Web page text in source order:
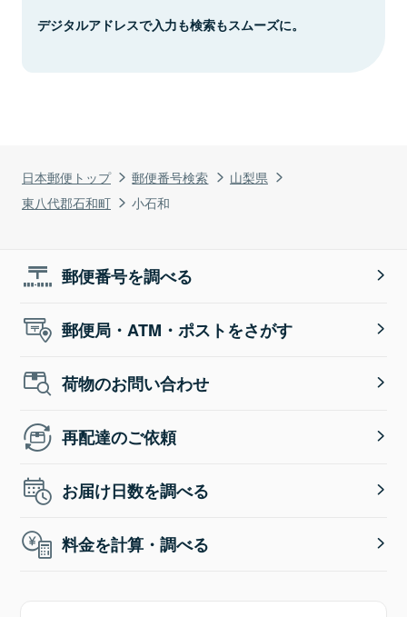
日本郵便トップ 郵便番号検索
山梨県
東八代郡石和町
小石和
デジタルアドレスで入力も検索もスムーズに。
郵便番号を調べる
郵便局・ATM・ポストをさがす
荷物のお問い合わせ
再配達のご依頼
お届け日数を調べる
料金を計算・調べる